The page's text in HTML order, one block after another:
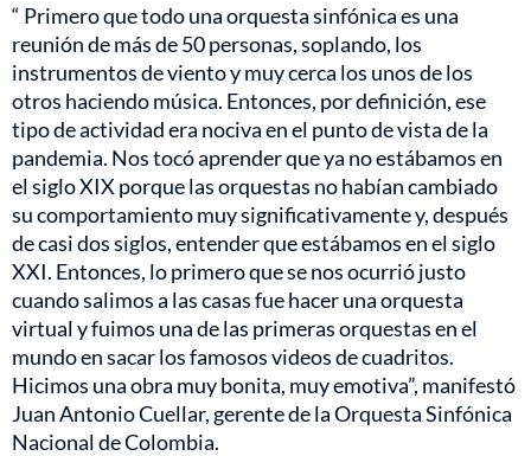
“ Primero que todo una orquesta sinfónica es una
reunión de más de 50 personas, soplando, los
instrumentos de viento y muy cerca los unos de los
otros haciendo música. Entonces, por definición, ese
tipo de actividad era nociva en el punto de vista de la
pandemia. Nos tocó aprender que ya no estábamos en
el siglo XIX porque las orquestas no habían cambiado
su comportamiento muy significativamente y, después
de casi dos siglos, entender que estábamos en el siglo
XXI. Entonces, lo primero que se nos ocurrió justo
cuando salimos a las casas fue hacer una orquesta
virtual y fuimos una de las primeras orquestas en el
mundo en sacar los famosos videos de cuadritos.
Hicimos una obra muy bonita, muy emotiva”, manifestó
Juan Antonio Cuellar, gerente de la Orquesta Sinfónica
Nacional de Colombia.